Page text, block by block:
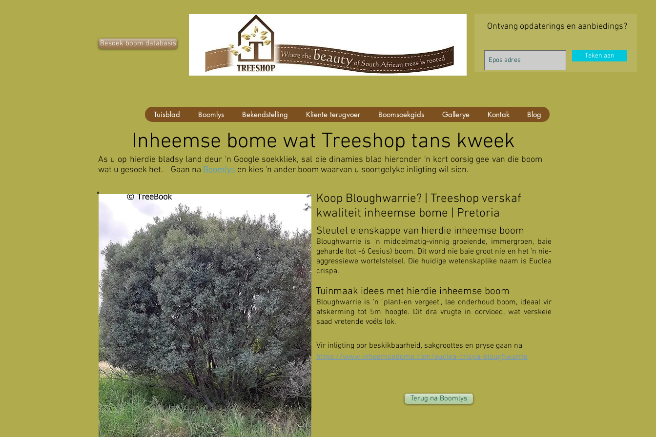
Besoek boom databasis
Ontvang opdaterings en aanbiedings?
Teken aan
Tuisblad Boomlys Bekendstelling Kliente terugvoer Boomsoekgids Gallerye Kontak Blog
Inheemse bome wat Treeshop tans kweek
As u op hierdie bladsy land deur 'n Google soekkliek, sal die dinamies blad hieronder 'n kort oorsig gee van die boom
wat u gesoek het. Gaan na Boomlys en kies 'n ander boom waarvan u soortgelyke inligting wil sien.
Koop Bloughwarrie? | Treeshop verskaf
kwaliteit inheemse bome | Pretoria
Sleutel eienskappe van hierdie inheemse boom
Bloughwarrie is 'n middelmatig-vinnig groeiende, immergroen, baie
geharde (tot -6 Cesius) boom. Dit word nie baie groot nie en het 'n nie-
aggressiewe wortelstelsel. Die huidige wetenskaplike naam is Euclea
crispa.
Tuinmaak idees met hierdie inheemse boom
Bloughwarrie is 'n "plant-en vergeet", lae onderhoud boom, ideaal vir
afskerming tot 5m hoogte. Dit dra vrugte in oorvloed, wat verskeie
saad vretende voëls lok.
Vir inligting oor beskikbaarheid, sakgroottes en pryse gaan na
https://www.inheemsebome.com/euclea-crispa-bloughwarrie
Terug na Boomlys